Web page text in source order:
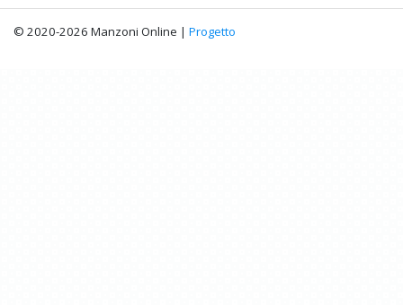
© 2020-2026 Manzoni Online | Progetto